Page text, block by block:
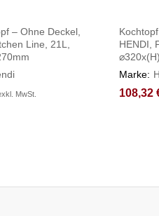
– Ohne Deckel,
Line, 21L,
MwSt.
MwSt.
HENDI,
Marke:
108,32
108,32